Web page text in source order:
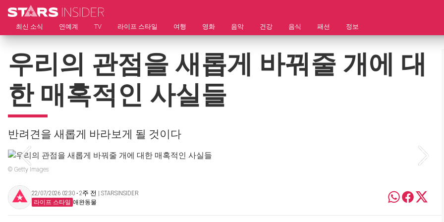
최신 소식 연예계 TV 라이프 스타일 여행 영화 음악 건강 음식 패션 정보
우리의 관점을 새롭게 바꿔줄 개에 대
한 매혹적인 사실들
반려견을 새롭게 바라보게 될 것이다
© Getty Images
22/07/2026 02:30 ‧ 2주 전 | STARSINSIDER
라이프 스타일 애완동물